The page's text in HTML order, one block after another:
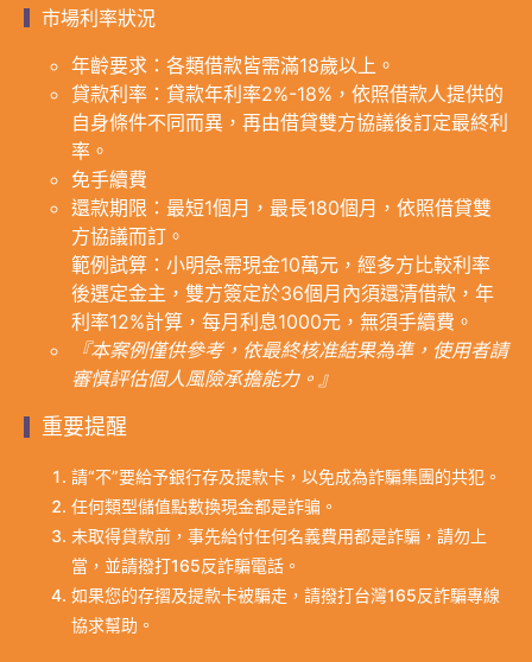
市場利率狀況
年齡要求：各類借款皆需滿18歲以上。
貸款利率：貸款年利率2%-18%，依照借款人提供的
自身條件不同而異，再由借貸雙方協議後訂定最終利
率。
免手續費
還款期限：最短1個月，最長180個月，依照借貸雙
方協議而訂。
範例試算：小明急需現金10萬元，經多方比較利率
後選定金主，雙方簽定於36個月內須還清借款，年
利率12%計算，每月利息1000元，無須手續費。
『本案例僅供參考，依最終核准結果為準，使用者請
審慎評估個人風險承擔能力。』
重要提醒
請“不”要給予銀行存及提款卡，以免成為詐騙集團的共犯。
任何類型儲值點數換現金都是詐骗。
未取得貸款前，事先給付任何名義費用都是詐騙，請勿上
當，並請撥打165反詐騙電話。
如果您的存摺及提款卡被騙走，請撥打台灣165反詐騙專線
協求幫助。